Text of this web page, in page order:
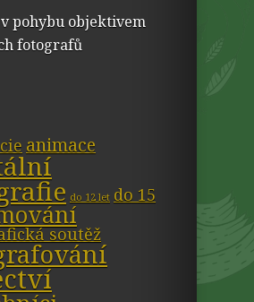
pohybu objektivem
fotografů
animace
do 12 let do 15
soutěž